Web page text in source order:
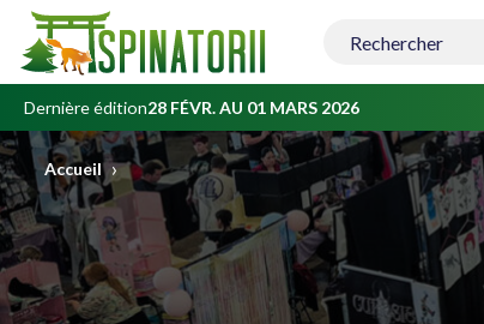
Contenu
principal
Dernière édition28 FÉVR. AU 01 MARS 2026
Accueil ›